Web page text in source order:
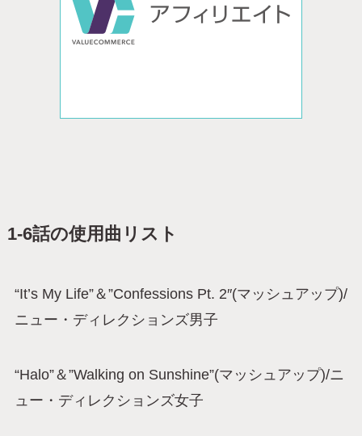
1-6話の使用曲リスト
“It’s My Life”＆”Confessions Pt. 2″(マッシュアップ)/
ニュー・ディレクションズ男子
“Halo”＆”Walking on Sunshine”(マッシュアップ)/ニ
ュー・ディレクションズ女子